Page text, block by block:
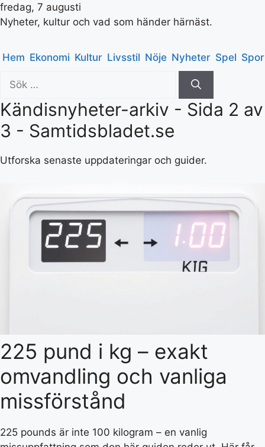
fredag, 7 augusti
Nyheter, kultur och vad som händer härnäst.
Hem Ekonomi Kultur Livsstil Nöje Nyheter Spel
Sök
efter:
Kändisnyheter-arkiv - Sida 2 av
3 - Samtidsbladet.se
Utforska senaste uppdateringar och guider.
225 pund i kg – exakt
omvandling och vanliga
missförstånd
225 pounds är inte 100 kilogram – en vanlig